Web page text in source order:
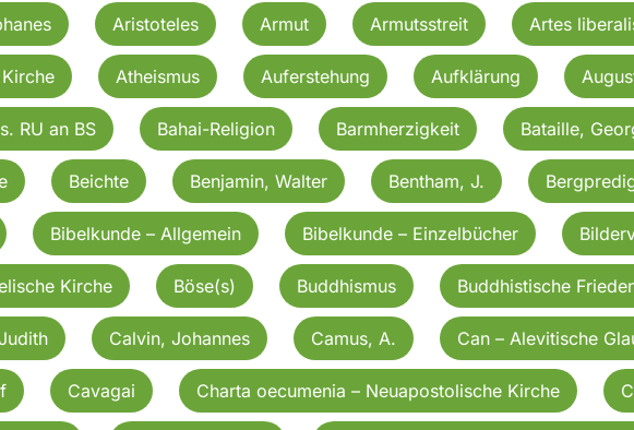
Aristoteles Armut Armutsstreit Artes
Atheismus Auferstehung Aufklärung
RU an BS Bahai-Religion Barmherzigkeit Bataille,
Beichte Benjamin, Walter Bentham, J.
Bibelkunde – Allgemein Bibelkunde – Einzelbücher
Kirche Böse(s) Buddhismus Buddhistische
Calvin, Johannes Camus, A. Can – Alevitische
Cavagai Charta oecumenia – Neuapostolische Kirche